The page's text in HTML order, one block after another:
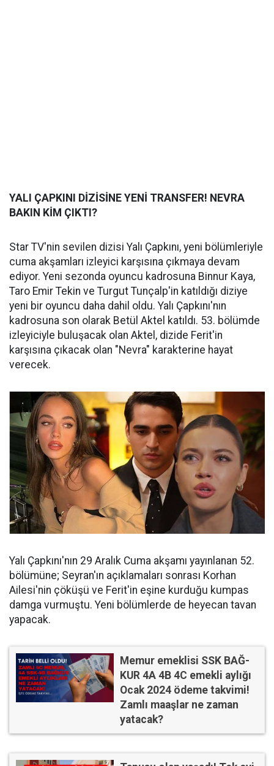
YALI ÇAPKINI DİZİSİNE YENİ TRANSFER! NEVRA
BAKIN KİM ÇIKTI?
Star TV'nin sevilen dizisi Yalı Çapkını, yeni bölümleriyle
cuma akşamları izleyici karşısına çıkmaya devam
ediyor. Yeni sezonda oyuncu kadrosuna Binnur Kaya,
Taro Emir Tekin ve Turgut Tunçalp'in katıldığı diziye
yeni bir oyuncu daha dahil oldu. Yalı Çapkını'nın
kadrosuna son olarak Betül Aktel katıldı. 53. bölümde
izleyiciyle buluşacak olan Aktel, dizide Ferit'in
karşısına çıkacak olan "Nevra" karakterine hayat
verecek.
Yalı Çapkını'nın 29 Aralık Cuma akşamı yayınlanan 52.
bölümüne; Seyran'ın açıklamaları sonrası Korhan
Ailesi'nin çöküşü ve Ferit'in eşine kurduğu kumpas
damga vurmuştu. Yeni bölümlerde de heyecan tavan
yapacak.
Memur emeklisi SSK BAĞ-
KUR 4A 4B 4C emekli aylığı
Ocak 2024 ödeme takvimi!
Zamlı maaşlar ne zaman
yatacak?